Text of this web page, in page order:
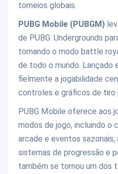
torneios globais.
PUBG Mobile (PUBGM)
de PUBG: Undergrounds
tornando o modo battle
de todo o mundo. Lançado
fielmente a jogabilidade
controles e gráficos de tiro
PUBG Mobile oferece aos
modos de jogo, incluindo o
arcade e eventos
sistemas de progressão e
também se tornou um dos